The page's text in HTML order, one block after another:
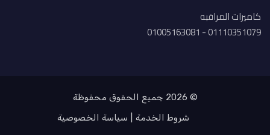
كاميرات المراقبه
01110351079 - 01005163081
© 2026 جميع الحقوق محفوظة
شروط الخدمة
سياسة الخصوصية